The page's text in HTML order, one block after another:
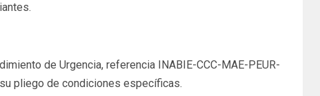
de Urgencia, referencia INABIE-CCC-MAE-PEUR-
pliego de condiciones específicas.